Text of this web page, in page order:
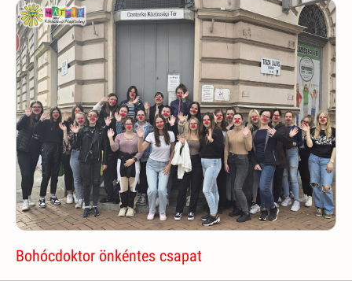
Bohócdoktor önkéntes csapat